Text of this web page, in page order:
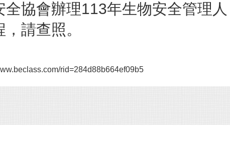
全協會辦理113年生物安全管理人
請查照。
rid=284d88b664ef09b5